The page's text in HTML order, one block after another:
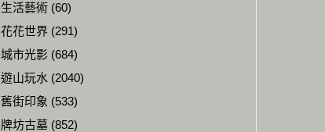
生活藝術 (60)
花花世界 (291)
城市光影 (684)
遊山玩水 (2040)
舊街印象 (533)
牌坊古墓 (852)